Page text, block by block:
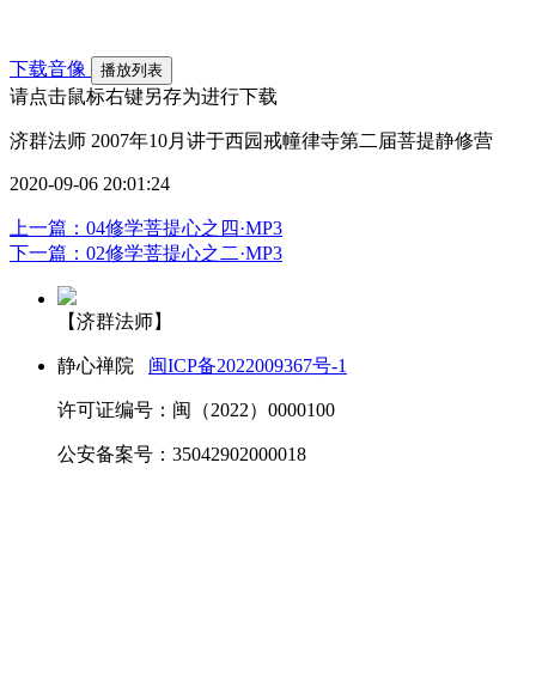
下载音像 播放列表
请点击鼠标右键另存为进行下载
济群法师 2007年10月讲于西园戒幢律寺第二届菩提静修营
2020-09-06 20:01:24
上一篇：04修学菩提心之四·MP3
下一篇：02修学菩提心之二·MP3
【济群法师】
静心禅院 闽ICP备2022009367号-1
许可证编号：闽（2022）0000100
公安备案号：35042902000018